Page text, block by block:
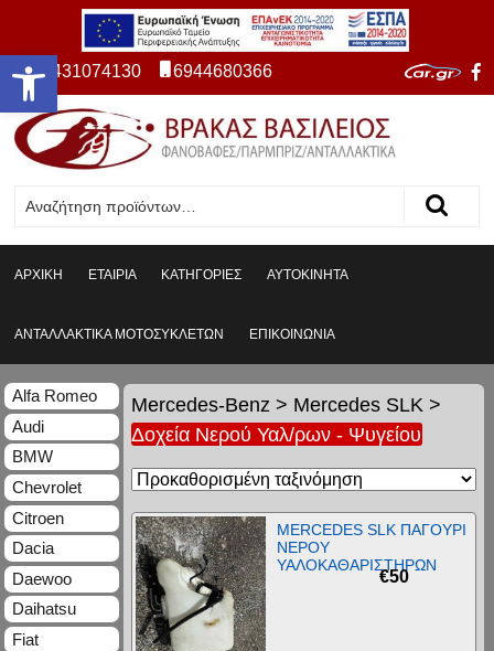
Ανοίξτε τη γραμμή εργαλείων 2431074130 6944680366
ΑΡΧΙΚΗ ΕΤΑΙΡΙΑ ΚΑΤΗΓΟΡΙΕΣ ΑΥΤΟΚΙΝΗΤΑ
ΑΝΤΑΛΛΑΚΤΙΚΑ ΜΟΤΟΣΥΚΛΕΤΩΝ ΕΠΙΚΟΙΝΩΝΙΑ
Mercedes-Benz> Mercedes SLK>
Δοχεία Νερού Υαλ/ρων - Ψυγείου
MERCEDES SLK ΠΑΓΟΥΡΙ
ΝΕΡΟΥ
ΥΑΛΟΚΑΘΑΡΙΣΤΗΡΩΝ
€50
Alfa Romeo
Audi
BMW
Chevrolet
Citroen
Dacia
Daewoo
Daihatsu
Fiat